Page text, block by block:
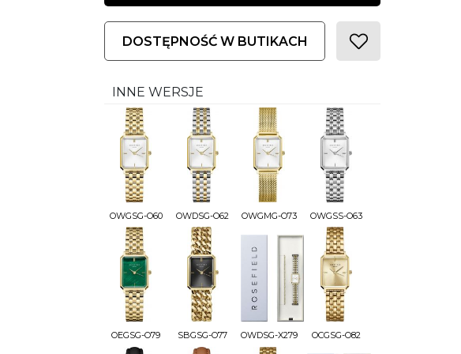
DOSTĘPNOŚĆ W BUTIKACH
INNE WERSJE
OWGSG-O60 OWDSG-O62 OWGMG-O73 OWGSS-O63
OEGSG-O79 SBGSG-O77 OWDSG-X279 OCGSG-O82